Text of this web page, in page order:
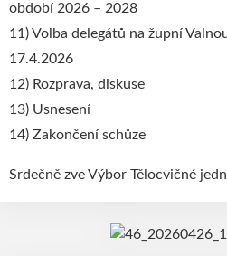
období 2026 – 2028
11) Volba delegátů na župní
17.4.2026
12) Rozprava, diskuse
13) Usnesení
14) Zakončení schůze
Srdečně zve Výbor Tělocvičné